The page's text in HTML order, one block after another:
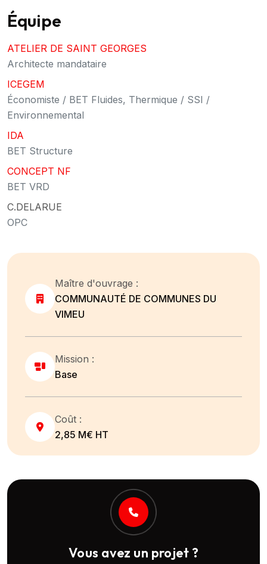
Équipe
ATELIER DE SAINT GEORGES
Architecte mandataire
ICEGEM
Économiste / BET Fluides, Thermique / SSI /
Environnemental
IDA
BET Structure
CONCEPT NF
BET VRD
C.DELARUE
OPC
Maître d'ouvrage :
COMMUNAUTÉ DE COMMUNES DU
VIMEU
Mission :
Base
Coût :
2,85 M€ HT
Vous avez un projet ?